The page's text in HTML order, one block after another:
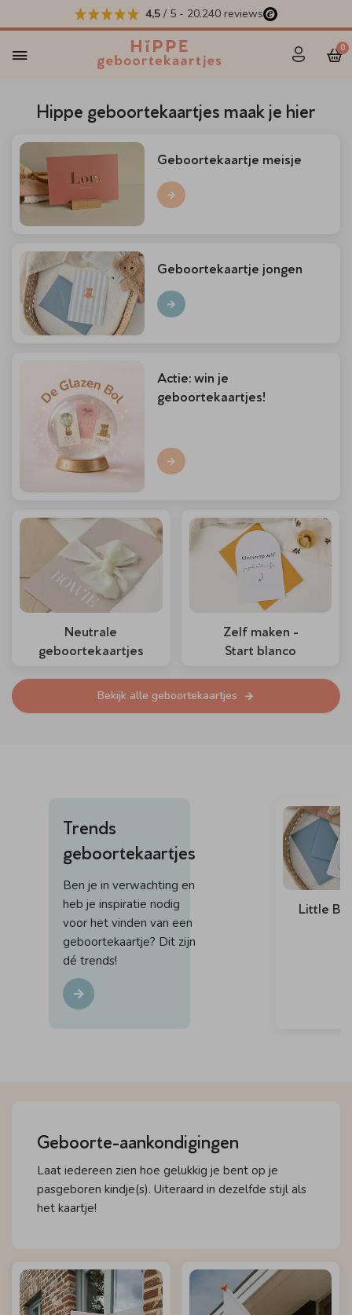
4,5 / 5 - 20.240 reviews
0
Hippe geboortekaartjes maak je hier
Geboortekaartje meisje
Geboortekaartje jongen
Actie: win je
geboortekaartjes!
Neutrale
geboortekaartjes
Zelf maken -
Start blanco
Bekijk alle geboortekaartjes
Trends
geboortekaartjes
Ben je in verwachting en
heb je inspiratie nodig
voor het vinden van een
geboortekaartje? Dit zijn
dé trends!
Little
Geboorte-aankondigingen
Laat iedereen zien hoe gelukkig je bent op je
pasgeboren kindje(s). Uiteraard in dezelfde stijl als
het kaartje!